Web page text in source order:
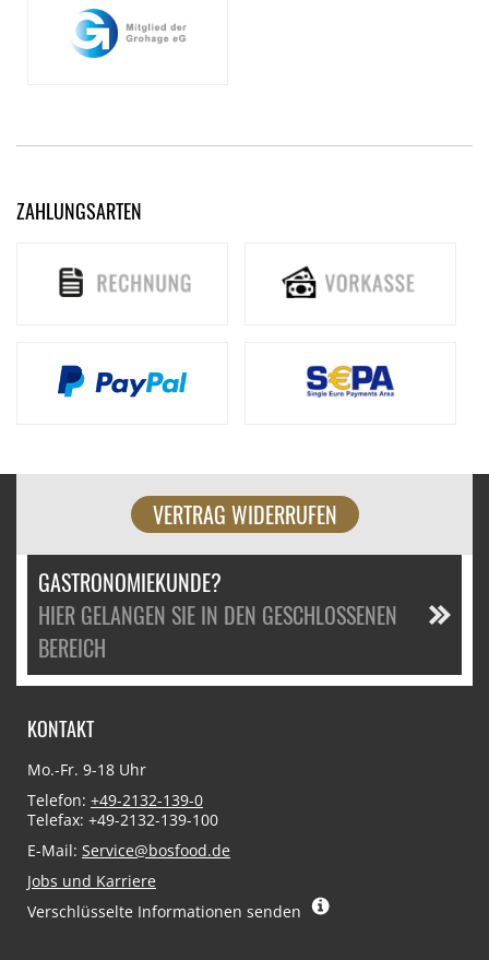
ZAHLUNGSARTEN
VERTRAG WIDERRUFEN
GASTRONOMIEKUNDE?
HIER GELANGEN SIE IN DEN GESCHLOSSENEN
BEREICH
KONTAKT
Mo.-Fr. 9-18 Uhr
Telefon: +49-2132-139-0
Telefax: +49-2132-139-100
E-Mail: Service@bosfood.de
Jobs und Karriere
Verschlüsselte Informationen senden